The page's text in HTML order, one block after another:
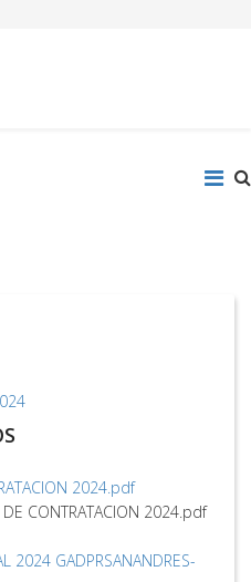
2024.pdf
CONTRATACION 2024.pdf
2024 GADPRSANANDRES-